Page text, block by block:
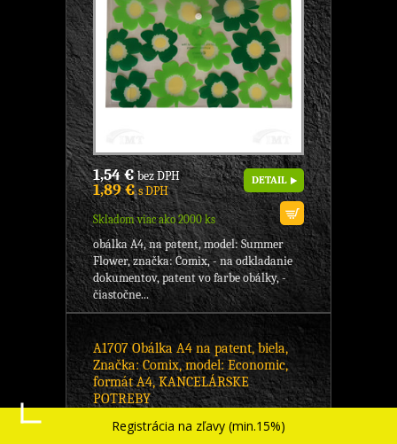
1,54 €bez DPH
1,89 €s DPH
Skladom viac ako 2000 ks
DETAIL
obálka A4, na patent, model: Summer
Flower, značka: Comix, - na odkladanie
dokumentov, patent vo farbe obálky, -
čiastočne...
A1707 Obálka A4 na patent, biela,
Značka: Comix, model: Economic,
formát A4, KANCELÁRSKE
POTREBY
Registrácia na zľavy (min.15%)